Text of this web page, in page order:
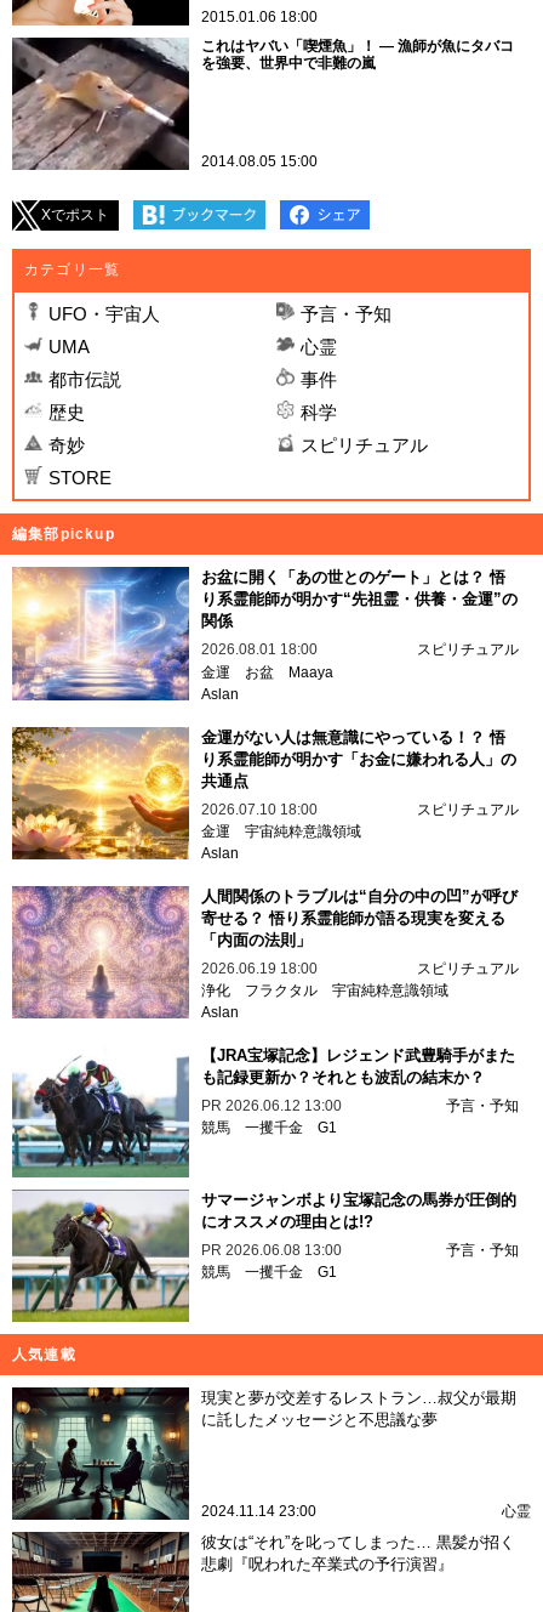
2015.01.06 18:00
これはヤバい「喫煙魚」！ ― 漁師が魚にタバコ
を強要、世界中で非難の嵐
2014.08.05 15:00
Xでポスト
カテゴリ一覧
UFO・宇宙人
予言・予知
UMA
心霊
都市伝説
事件
歴史
科学
奇妙
スピリチュアル
STORE
編集部pickup
お盆に開く「あの世とのゲート」とは？ 悟
り系霊能師が明かす“先祖霊・供養・金運”の
関係
2026.08.01 18:00
スピリチュアル
金運
お盆
Maaya
Aslan
金運がない人は無意識にやっている！？ 悟
り系霊能師が明かす「お金に嫌われる人」の
共通点
2026.07.10 18:00
スピリチュアル
金運 宇宙純粋意識領域
Aslan
人間関係のトラブルは“自分の中の凹”が呼び
寄せる？ 悟り系霊能師が語る現実を変える
「内面の法則」
2026.06.19 18:00
スピリチュアル
浄化
フラクタル 宇宙純粋意識領域
Aslan
【JRA宝塚記念】レジェンド武豊騎手がまた
も記録更新か？それとも波乱の結末か？
PR 2026.06.12 13:00
予言・予知
競馬 一攫千金 G1
サマージャンボより宝塚記念の馬券が圧倒的
にオススメの理由とは!?
PR 2026.06.08 13:00
予言・予知
競馬 一攫千金 G1
人気連載
現実と夢が交差するレストラン…叔父が最期
に託したメッセージと不思議な夢
2024.11.14 23:00 心霊
彼女は“それ”を叱ってしまった… 黒髪が招く
悲劇『呪われた卒業式の予行演習』